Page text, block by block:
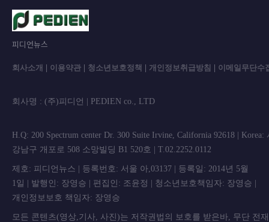
피디언뉴스
회사소개 이용약관 청소년보호정책 개인정보취급방침 이메일무단수
회사명 : (주)피디언 | PEDIEN co.,
H.Q: 200 Spectrum center Dr. 300 Suite Irvine, California 92618 | Korea:
강남구 개포로 508 소망빌딩 B1 520호 | T.02.2252.0112
제호: 피디언뉴스 | 등록번호: 서울 아,03137 | 등록일: 2014년 5월
1일 | 발행인: 장영승 | 편집인: 조윤정 | 청소년보호책임자: 장영승 |
개인정보보호 책임자: 장영승
모든 콘텐츠(영상,기사, 사진)는 저작권법의 보호를 받은바, 무단 전